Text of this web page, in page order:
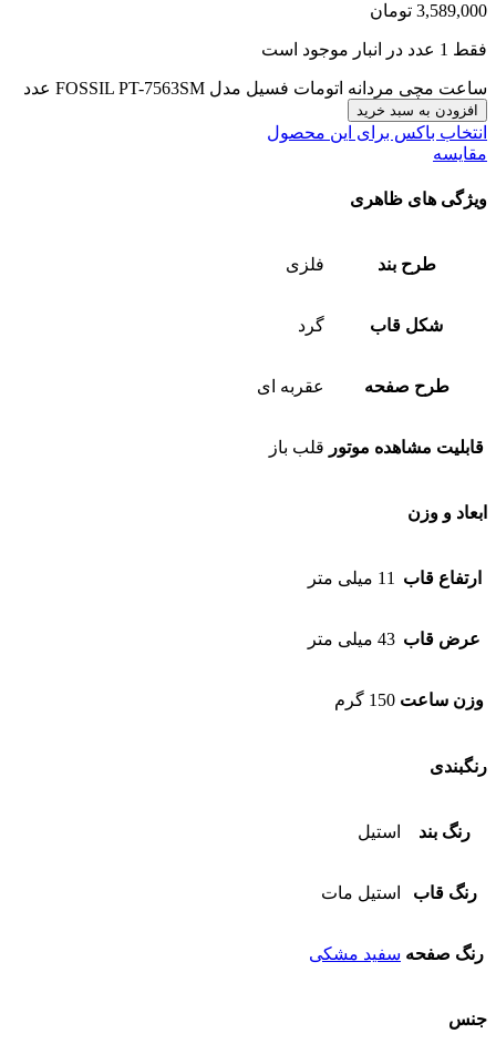
3,589,000 تومان
فقط 1 عدد در انبار موجود است
ساعت مچی مردانه اتومات فسیل مدل FOSSIL PT-7563SM عدد
افزودن به سبد خرید
انتخاب باکس برای این محصول
مقایسه
ویژگی های ظاهری
طرح بند فلزی
شکل قاب گرد
طرح صفحه عقربه ای
قابلیت مشاهده موتور قلب باز
ابعاد و وزن
ارتفاع قاب 11 میلی متر
عرض قاب 43 میلی متر
وزن ساعت 150 گرم
رنگبندی
رنگ بند استیل
رنگ قاب استیل مات
رنگ صفحه سفید مشکی
جنس